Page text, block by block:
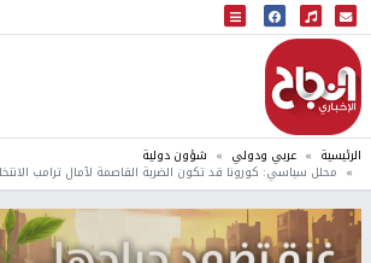
البث المباشر
إذاعة النجاح
الرئيسية عربي ودولي شؤون دولية
محلل سياسي: كورونا قد تكون الضربة القاصمة لآمال ترامب